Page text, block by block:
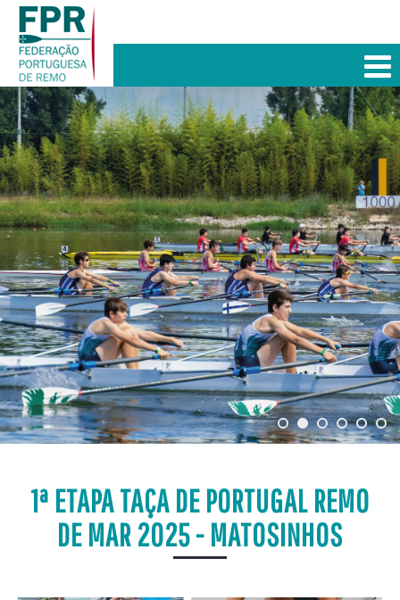
1ª ETAPA TAÇA DE PORTUGAL REMO
DE MAR 2025 - MATOSINHOS